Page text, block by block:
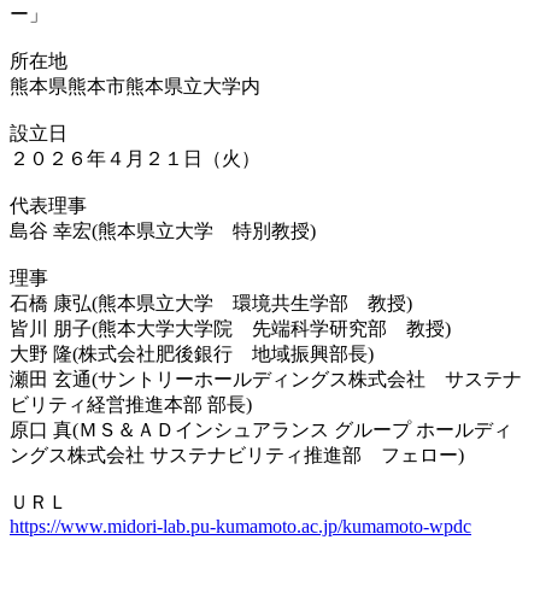
ー」
所在地
熊本県熊本市熊本県立大学内
設立日
２０２６年４月２１日（火）
代表理事
島谷 幸宏(熊本県立大学 特別教授)
理事
石橋 康弘(熊本県立大学 環境共生学部 教授)
皆川 朋子(熊本大学大学院 先端科学研究部 教授)
大野 隆(株式会社肥後銀行 地域振興部長)
瀬田 玄通(サントリーホールディングス株式会社 サステナ
ビリティ経営推進本部 部長)
原口 真(ＭＳ＆ＡＤインシュアランス グループ ホールディ
ングス株式会社 サステナビリティ推進部 フェロー)
ＵＲＬ
https://www.midori-lab.pu-kumamoto.ac.jp/kumamoto-wpdc